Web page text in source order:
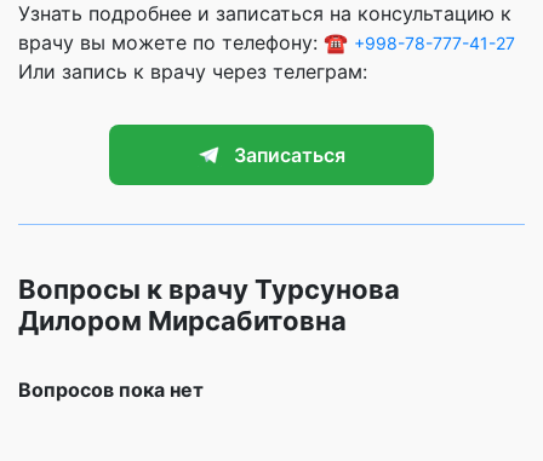
Узнать подробнее и записаться на консультацию к
врачу вы можете по телефону: ☎️ +998-78-777-41-27
Или запись к врачу через телеграм:
Записаться
Вопросы к врачу Турсунова
Дилором Мирсабитовна
Вопросов пока нет